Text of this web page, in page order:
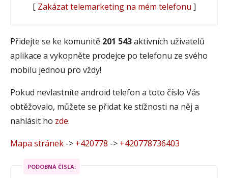
[ Zakázat telemarketing na mém telefonu ]
Přidejte se ke komunitě 201 543aktivních uživatelů
aplikace a vykopněte prodejce po telefonu ze svého
mobilu jednou pro vždy!
Pokud nevlastníte android telefon a toto číslo Vás
obtěžovalo, můžete se přidat ke stížnosti na něj a
nahlásit ho zde.
Mapa stránek -> +420778 -> +420778736403
PODOBNÁ ČÍSLA: